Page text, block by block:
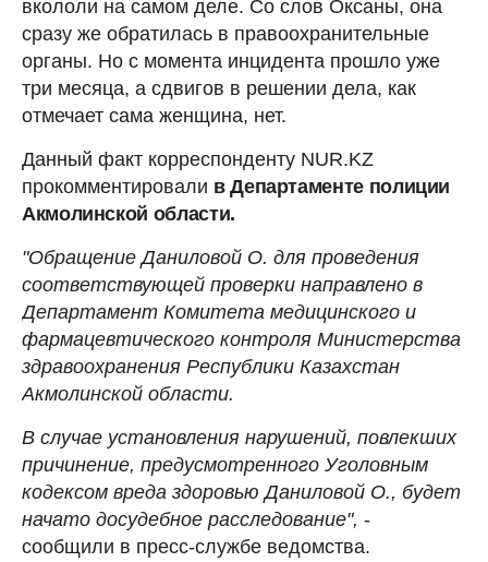
вкололи на самом деле. Со слов Оксаны, она
сразу же обратилась в правоохранительные
органы. Но с момента инцидента прошло уже
три месяца, а сдвигов в решении дела, как
отмечает сама женщина, нет.
Данный факт корреспонденту NUR.KZ
прокомментировали в Департаменте полиции
Акмолинской области.
"Обращение Даниловой О. для проведения
соответствующей проверки направлено в
Департамент Комитета медицинского и
фармацевтического контроля Министерства
здравоохранения Республики Казахстан
Акмолинской области.
В случае установления нарушений, повлекших
причинение, предусмотренного Уголовным
кодексом вреда здоровью Даниловой О., будет
начато досудебное расследование", -
сообщили в пресс-службе ведомства.